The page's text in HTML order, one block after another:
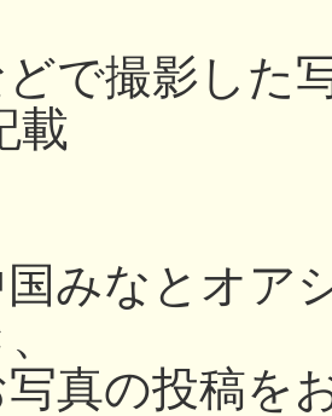
どで撮影した
載
みなとオア
真の投稿を